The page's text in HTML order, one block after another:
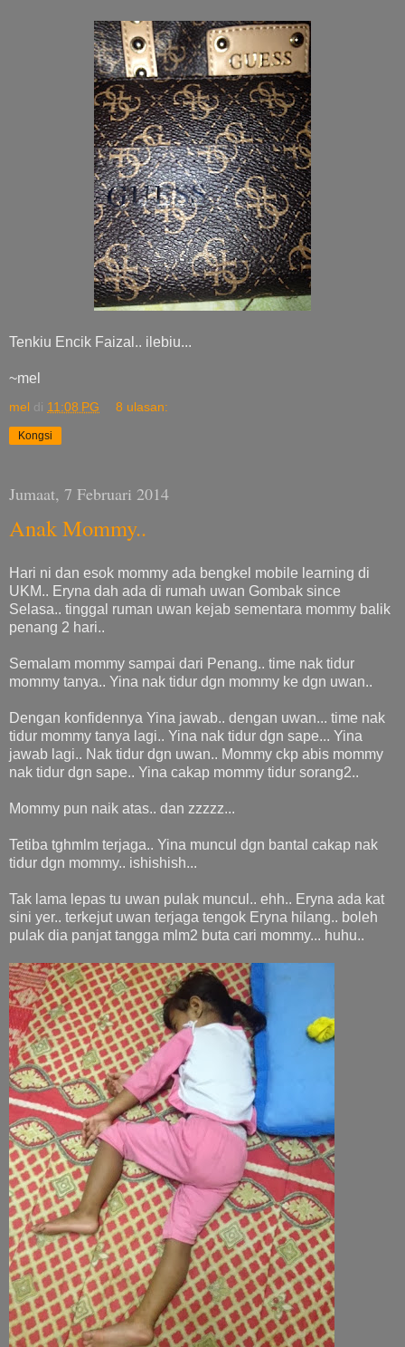
Tenkiu Encik Faizal.. ilebiu...
~mel
mel di 11:08 PG 8 ulasan:
Kongsi
Jumaat, 7 Februari 2014
Anak Mommy..
Hari ni dan esok mommy ada bengkel mobile learning di
UKM.. Eryna dah ada di rumah uwan Gombak since
Selasa.. tinggal ruman uwan kejab sementara mommy balik
penang 2 hari..
Semalam mommy sampai dari Penang.. time nak tidur
mommy tanya.. Yina nak tidur dgn mommy ke dgn uwan..
Dengan konfidennya Yina jawab.. dengan uwan... time nak
tidur mommy tanya lagi.. Yina nak tidur dgn sape... Yina
jawab lagi.. Nak tidur dgn uwan.. Mommy ckp abis mommy
nak tidur dgn sape.. Yina cakap mommy tidur sorang2..
Mommy pun naik atas.. dan zzzzz...
Tetiba tghmlm terjaga.. Yina muncul dgn bantal cakap nak
tidur dgn mommy.. ishishish...
Tak lama lepas tu uwan pulak muncul.. ehh.. Eryna ada kat
sini yer.. terkejut uwan terjaga tengok Eryna hilang.. boleh
pulak dia panjat tangga mlm2 buta cari mommy... huhu..